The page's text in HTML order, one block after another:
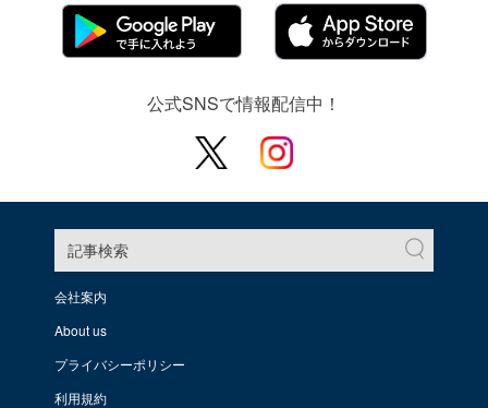
公式SNSで情報配信中！
記事検索
会社案内
About us
プライバシーポリシー
利用規約